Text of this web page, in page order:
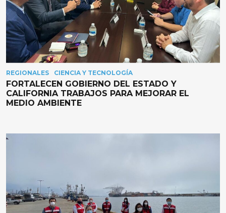
REGIONALES CIENCIA Y TECNOLOGÍA
FORTALECEN GOBIERNO DEL ESTADO Y
CALIFORNIA TRABAJOS PARA MEJORAR EL
MEDIO AMBIENTE